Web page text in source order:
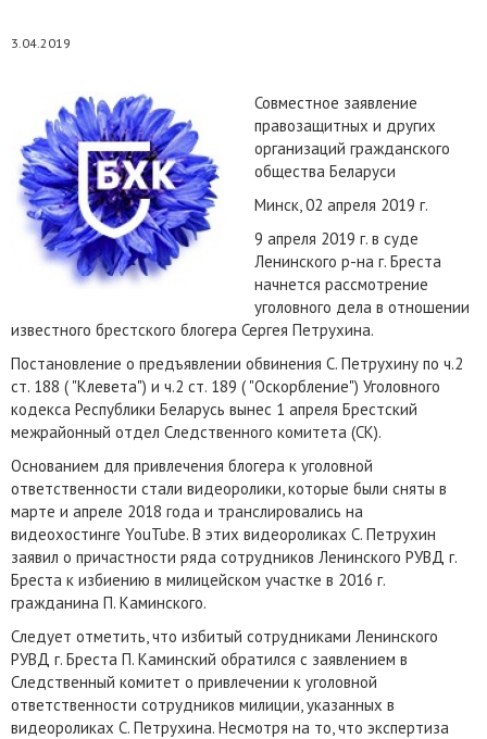
3.04.2019
Совместное заявление
правозащитных и других
организаций гражданского
общества Беларуси
Минск, 02 апреля 2019 г.
9 апреля 2019 г. в суде
Ленинского р-на г. Бреста
начнется рассмотрение
уголовного дела в отношении
известного брестского блогера Сергея Петрухина.
Постановление о предъявлении обвинения С. Петрухину по ч.2
ст. 188 ( "Клевета") и ч.2 ст. 189 ( "Оскорбление") Уголовного
кодекса Республики Беларусь вынес 1 апреля Брестский
межрайонный отдел Следственного комитета (СК).
Основанием для привлечения блогера к уголовной
ответственности стали видеоролики, которые были сняты в
марте и апреле 2018 года и транслировались на
видеохостинге YouTube. В этих видеороликах С. Петрухин
заявил о причастности ряда сотрудников Ленинского РУВД г.
Бреста к избиению в милицейском участке в 2016 г.
гражданина П. Каминского.
Следует отметить, что избитый сотрудниками Ленинского
РУВД г. Бреста П. Каминский обратился с заявлением в
Следственный комитет о привлечении к уголовной
ответственности сотрудников милиции, указанных в
видеороликах С. Петрухина. Несмотря на то, что экспертиза